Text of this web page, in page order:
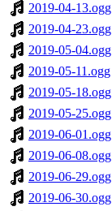
2019-04-13.ogg
2019-04-23.ogg
2019-05-04.ogg
2019-05-11.ogg
2019-05-18.ogg
2019-05-25.ogg
2019-06-01.ogg
2019-06-08.ogg
2019-06-29.ogg
2019-06-30.ogg